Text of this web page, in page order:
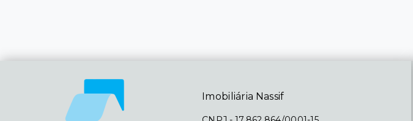
Imobiliária Nassif